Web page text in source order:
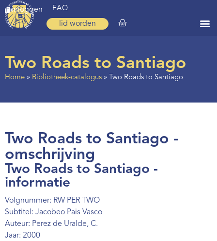
inloggen FAQ
lid worden
Zoeken
Ervaringen
Regio’s
Nieuws
Agenda
Webshop
Two Roads to Santiago
Home » Bibliotheek-catalogus » Two Roads to Santiago
Two Roads to Santiago -
omschrijving
Two Roads to Santiago -
informatie
Volgnummer: RW PER TWO
Subtitel: Jacobeo Pais Vasco
Auteur: Perez de Uralde, C.
Jaar: 2000